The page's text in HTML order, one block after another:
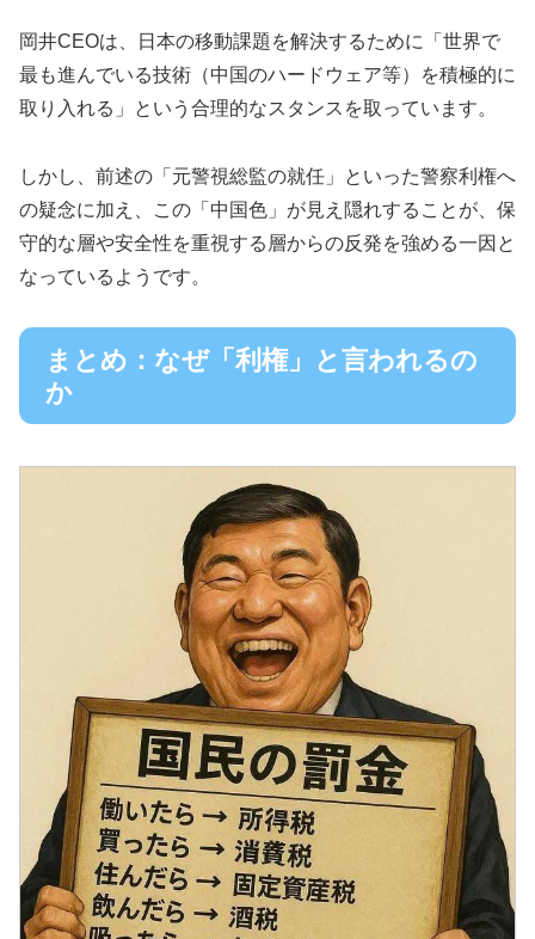
岡井CEOは、日本の移動課題を解決するために「世界で
最も進んでいる技術（中国のハードウェア等）を積極的に
取り入れる」という合理的なスタンスを取っています。
しかし、前述の「元警視総監の就任」といった警察利権へ
の疑念に加え、この「中国色」が見え隠れすることが、保
守的な層や安全性を重視する層からの反発を強める一因と
なっているようです。
まとめ：なぜ「利権」と言われるの
か